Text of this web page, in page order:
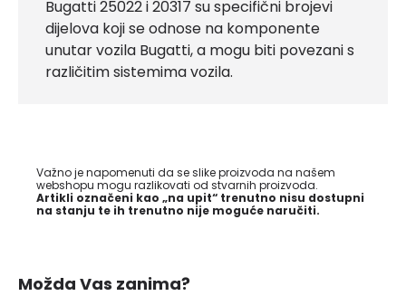
Bugatti 25022 i 20317 su specifični brojevi
dijelova koji se odnose na komponente
unutar vozila Bugatti, a mogu biti povezani s
različitim sistemima vozila.
Važno je napomenuti da se slike proizvoda na našem
webshopu mogu razlikovati od stvarnih proizvoda.
Artikli označeni kao „na upit“ trenutno nisu dostupni
na stanju te ih trenutno nije moguće naručiti.
Možda Vas zanima?